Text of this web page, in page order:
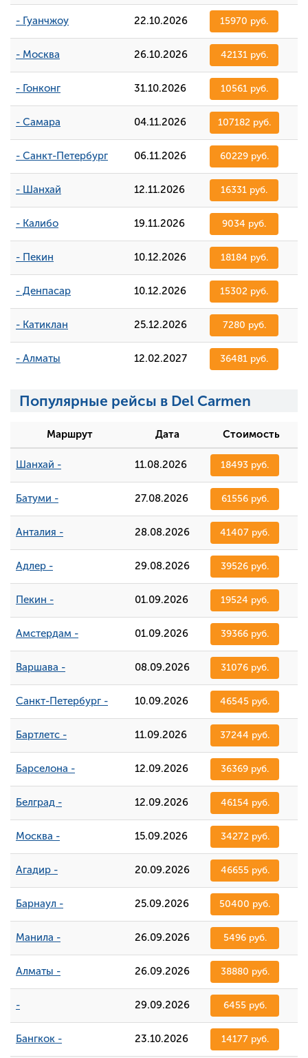
- Гуанчжоу 22.10.2026 15970 руб.
- Москва 26.10.2026 42131 руб.
- Гонконг 31.10.2026 10561 руб.
- Самара 04.11.2026 107182 руб.
- Санкт-Петербург 06.11.2026 60229 руб.
- Шанхай 12.11.2026 16331 руб.
- Калибо 19.11.2026 9034 руб.
- Пекин 10.12.2026 18184 руб.
- Денпасар 10.12.2026 15302 руб.
- Катиклан 25.12.2026 7280 руб.
- Алматы 12.02.2027 36481 руб.
Популярные рейсы в Del Carmen
Маршрут Дата Стоимость
Шанхай - 11.08.2026 18493 руб.
Батуми - 27.08.2026 61556 руб.
Анталия - 28.08.2026 41407 руб.
Адлер - 29.08.2026 39526 руб.
Пекин - 01.09.2026 19524 руб.
Амстердам - 01.09.2026 39366 руб.
Варшава - 08.09.2026 31076 руб.
Санкт-Петербург - 10.09.2026 46545 руб.
Бартлетс - 11.09.2026 37244 руб.
Барселона - 12.09.2026 36369 руб.
Белград - 12.09.2026 46154 руб.
Москва - 15.09.2026 34272 руб.
Агадир - 20.09.2026 46655 руб.
Барнаул - 25.09.2026 50400 руб.
Манила - 26.09.2026 5496 руб.
Алматы - 26.09.2026 38880 руб.
- 29.09.2026 6455 руб.
Бангкок - 23.10.2026 14177 руб.